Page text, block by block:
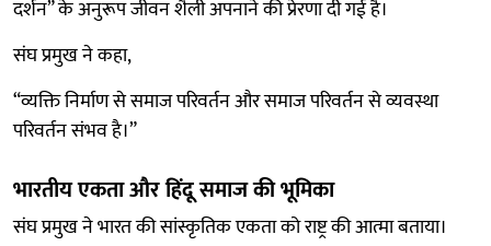
दर्शन” के अनुरूप जीवन शैली अपनाने की प्रेरणा दी गई है।
संघ प्रमुख ने कहा,
“व्यक्ति निर्माण से समाज परिवर्तन और समाज परिवर्तन से व्यवस्था
परिवर्तन संभव है।”
भारतीय एकता और हिंदू समाज की भूमिका
संघ प्रमुख ने भारत की सांस्कृतिक एकता को राष्ट्र की आत्मा बताया।